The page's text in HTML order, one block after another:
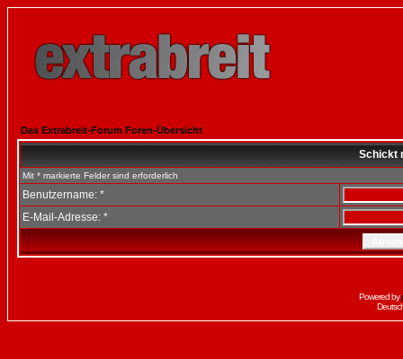
Das Extrabreit-Forum Foren-Übersicht
Schickt
Mit * markierte Felder sind erforderlich
Benutzername: *
E-Mail-Adresse: *
Powered by